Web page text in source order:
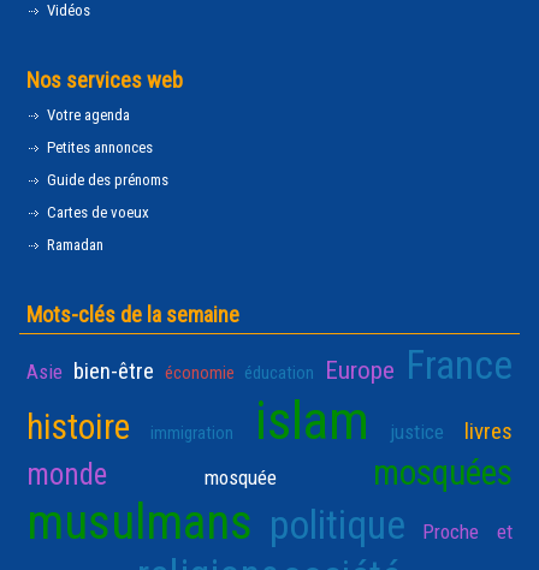
Vidéos
Nos services web
Votre agenda
Petites annonces
Guide des prénoms
Cartes de voeux
Ramadan
Mots-clés de la semaine
Asie bien-être économie éducation Europe France
histoire immigration islam justice livres
monde mosquée mosquées
musulmans politique Proche et